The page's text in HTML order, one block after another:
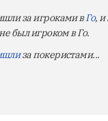
за игроками вГо, и
был игроком в Го.
за покеристами...